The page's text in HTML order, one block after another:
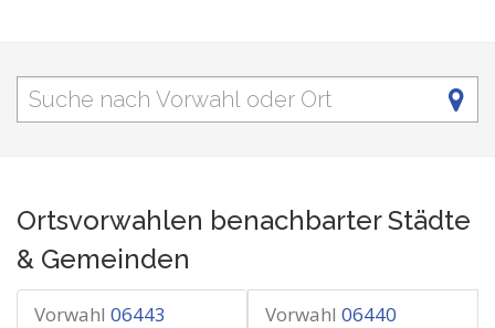
Ortsvorwahlen benachbarter Städte
& Gemeinden
Vorwahl 06443 Vorwahl 06440